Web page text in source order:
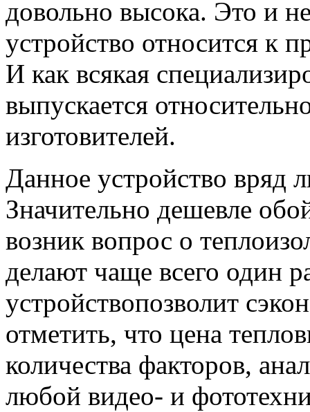
довольно высока. Это и
устройство относится к
И как всякая
выпускается
изготовителей.
Данное устройство вряд
Значительно дешевле
возник вопрос о
делают чаще всего один
устройствопозволит
отметить, что цена
количества факторов,
любой видео- и